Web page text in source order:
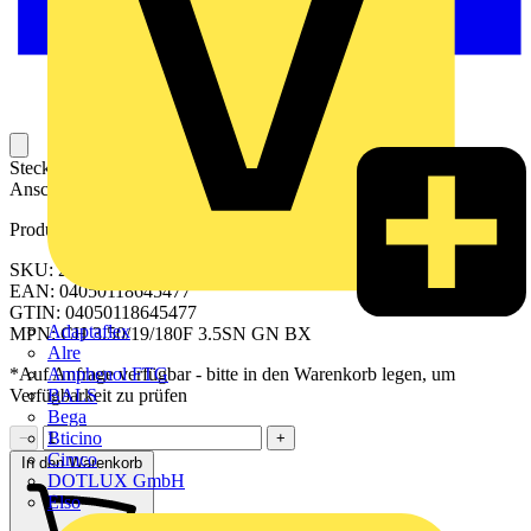
Adaptaflex
Alre
Amphenol FTG
BALS
Bega
Bticino
Cimco
DOTLUX GmbH
Elso
Steckbarer Leiterplatten-Anschluss mit innovatiever
Anschlusstechnologie für eine sichere und intuitive Handhabung.
Produktkennzeichen
SKU: 2641500000
EAN: 04050118645477
GTIN: 04050118645477
MPN: CH 3.50/19/180F 3.5SN GN BX
*Auf Anfrage verfügbar - bitte in den Warenkorb legen, um
Verfügbarkeit zu prüfen
−
+
In den Warenkorb